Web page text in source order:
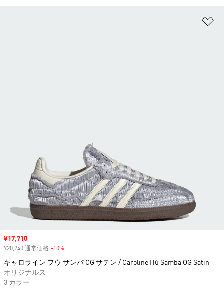
セール価格
¥17,710
¥20,240 通常価格 -10%
キャロライン フウ サンバ OG サテン / Caroline Hú Samba OG Satin
オリジナルス
3 カラー